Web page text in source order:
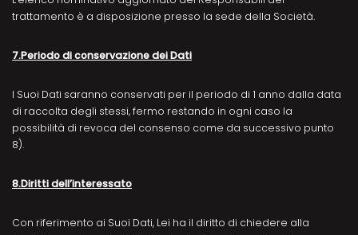
trattamento è a disposizione presso la sede della Società.
7.Periodo di conservazione dei Dati
I Suoi Dati saranno conservati per il periodo di 1 anno dalla data
di raccolta degli stessi, fermo restando in ogni caso la
possibilità di revoca del consenso come da successivo punto
8).
8.Diritti dell’interessato
Con riferimento ai Suoi Dati, Lei ha il diritto di chiedere alla